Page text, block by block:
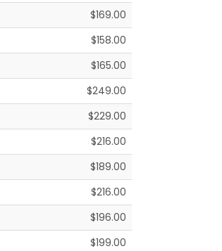
$169.00
$158.00
$165.00
$249.00
$229.00
$216.00
$189.00
$216.00
$196.00
$199.00